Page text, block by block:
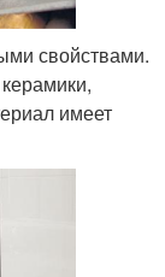
свойствами.
имеет